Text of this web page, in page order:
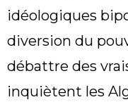
idéologiques
diversion du
débattre des
inquiètent les